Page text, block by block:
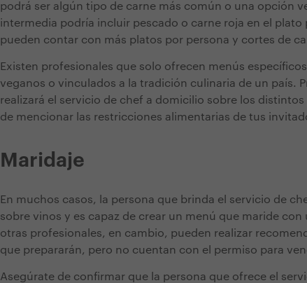
podrá ser algún tipo de carne más común o una opción
intermedia podría incluir pescado o carne roja en el
pueden contar con más platos por persona y cortes de
Existen profesionales que solo ofrecen menús
veganos o vinculados a la tradición culinaria de un país.
realizará el servicio de chef a domicilio sobre los
de mencionar las restricciones alimentarias de tus
Maridaje
En muchos casos, la persona que brinda el servicio de
sobre vinos y es capaz de crear un menú que maride
otras profesionales, en cambio, pueden realizar
que prepararán, pero no cuentan con el permiso para
Asegúrate de confirmar que la persona que ofrece el